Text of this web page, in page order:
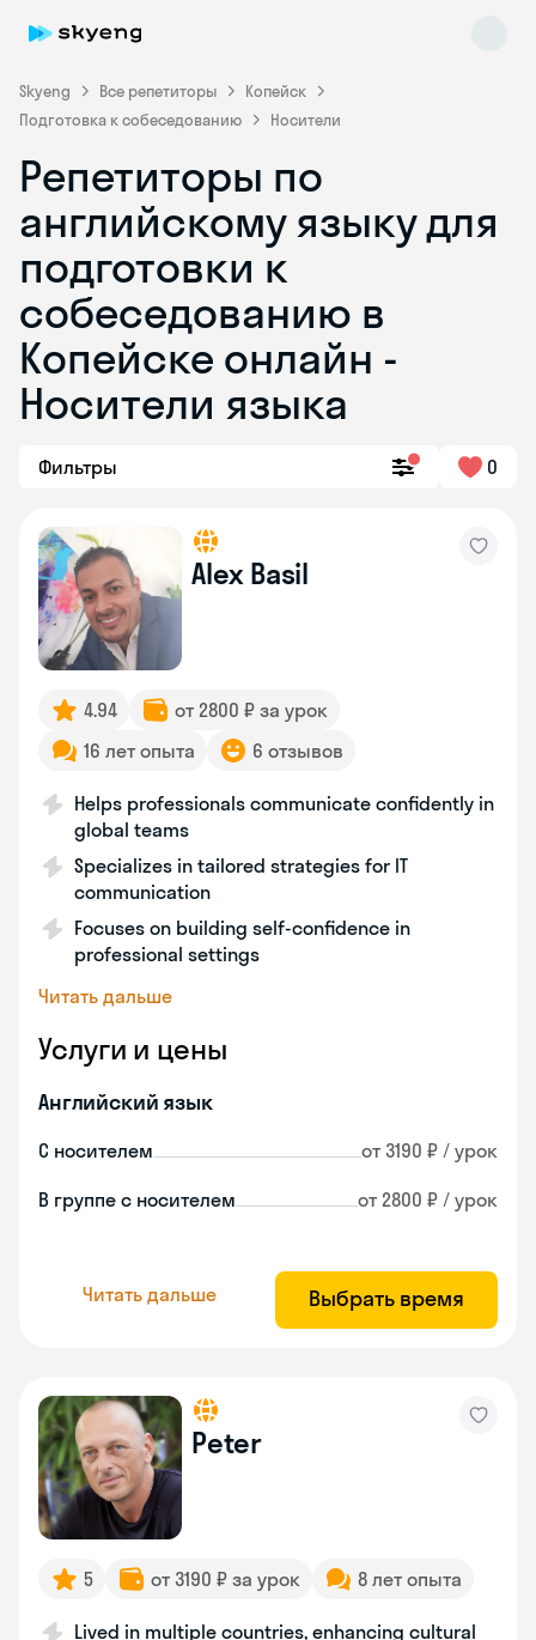
Skyeng Все репетиторы
Копейск
Подготовка к собеседованию
Носители
Репетиторы по
английскому языку для
подготовки к
собеседованию в
Копейске онлайн -
Носители языка
Фильтры 0
Alex Basil
4.94
от 2800 ₽ за урок
16 лет опыта
6 отзывов
Helps professionals communicate confidently in
global teams
Specializes in tailored strategies for IT
communication
Focuses on building self-confidence in
professional settings
Читать дальше
Услуги и цены
Английский язык
С носителем от 3190 ₽ / урок
В группе с носителем от 2800 ₽ / урок
Читать дальше Выбрать время
Peter
5 от 3190 ₽ за урок 8 лет опыта
Lived in multiple countries, enhancing cultural
Skyeng Chat